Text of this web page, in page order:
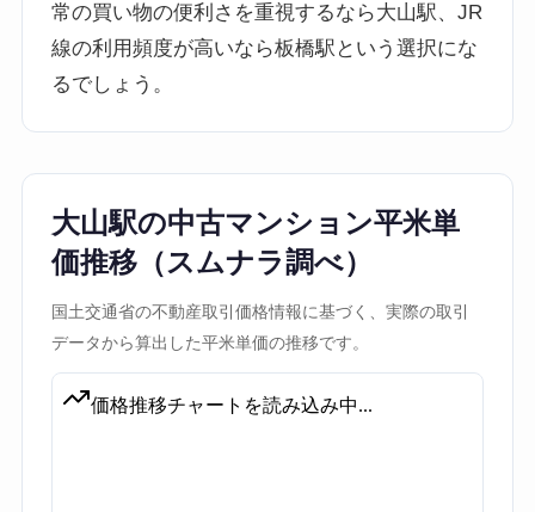
常の買い物の便利さを重視するなら大山駅、JR
線の利用頻度が高いなら板橋駅という選択にな
るでしょう。
大山駅の中古マンション平米単
価推移（スムナラ調べ）
国土交通省の不動産取引価格情報に基づく、実際の取引
データから算出した平米単価の推移です。